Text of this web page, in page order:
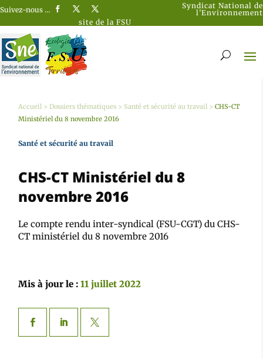
Suivez-nous …
Syndicat National de
l’Environnement
site de la FSU
Accueil >Dossiers thématiques > Santé et sécurité au travail >CHS-CT
Ministériel du 8 novembre 2016
Santé et sécurité au travail
CHS-CT Ministériel du 8
novembre 2016
Le compte rendu inter-syndical (FSU-CGT) du CHS-
CT ministériel du 8 novembre 2016
Mis à jour le :11 juillet 2022